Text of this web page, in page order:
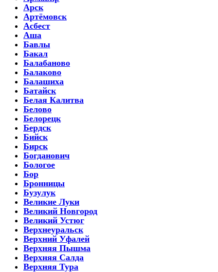
Арск
Артёмовск
Асбест
Аша
Бавлы
Бакал
Балабаново
Балаково
Балашиха
Батайск
Белая Калитва
Белово
Белорецк
Бердск
Бийск
Бирск
Богданович
Бологое
Бор
Бронницы
Бузулук
Великие Луки
Великий Новгород
Великий Устюг
Верхнеуральск
Верхний Уфалей
Верхняя Пышма
Верхняя Салда
Верхняя Тура